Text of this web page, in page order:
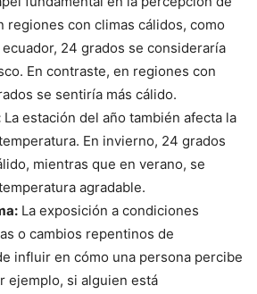
regiones con climas cálidos, como
24 grados se consideraría
En contraste, en regiones con
se sentiría más cálido.
La estación del año también afecta la
En invierno, 24 grados
mientras que en verano, se
agradable.
La exposición a condiciones
o cambios repentinos de
influir en cómo una persona percibe
ejemplo, si alguien está